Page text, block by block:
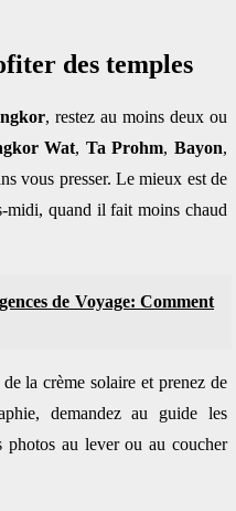
des temples
, restez au moins deux ou
Wat, Ta Prohm,Bayon,
vous presser. Le mieux est de
midi, quand il fait moins chaud
de Voyage: Comment
la crème solaire et prenez de
demandez au guide les
photos au lever ou au coucher